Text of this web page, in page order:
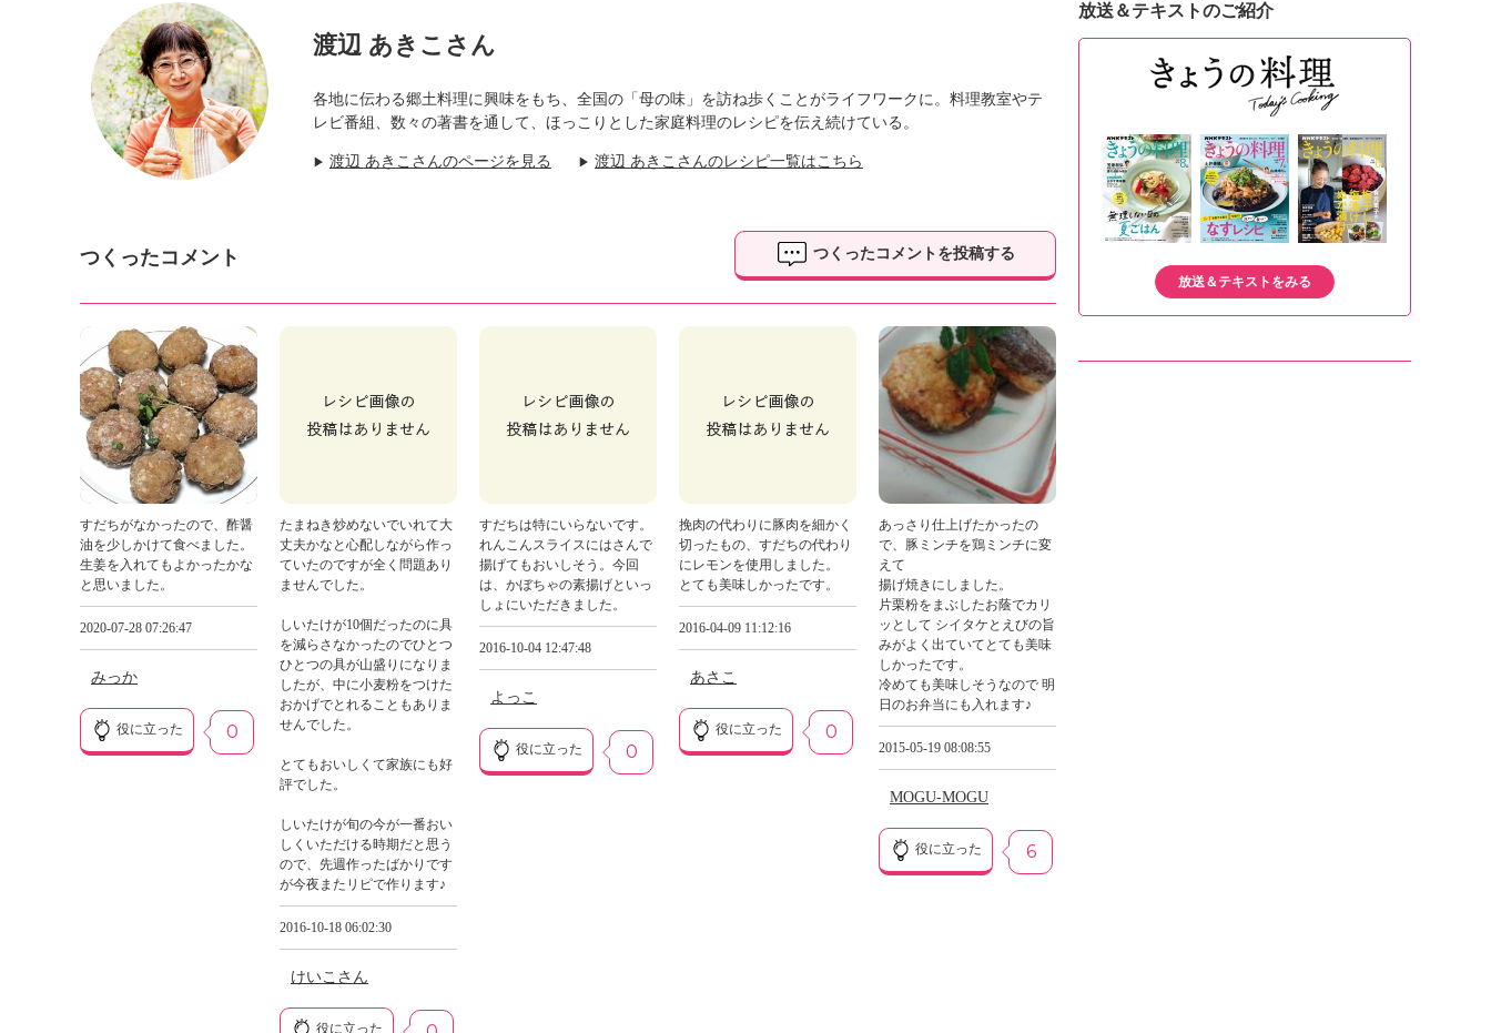
渡辺 あきこさん
各地に伝わる郷土料理に興味をもち、全国の「母の味」を訪ね歩くことがライフワークに。料理教室やテ
レビ番組、数々の著書を通して、ほっこりとした家庭料理のレシピを伝え続けている。
▶ 渡辺 あきこさんのページを見る ▶ 渡辺 あきこさんのレシピ一覧はこちら
つくったコメント つくったコメントを投稿する
すだちがなかったので、酢醤
油を少しかけて食べました。
生姜を入れてもよかったかな
と思いました。
2020-07-28 07:26:47
みっか
役に立った 0
たまねき炒めないでいれて大
丈夫かなと心配しながら作っ
ていたのですが全く問題あり
ませんでした。
しいたけが10個だったのに具
を減らさなかったのでひとつ
ひとつの具が山盛りになりま
したが、中に小麦粉をつけた
おかげでとれることもありま
せんでした。
とてもおいしくて家族にも好
評でした。
しいたけが旬の今が一番おい
しくいただける時期だと思う
ので、先週作ったばかりです
が今夜またリピで作ります♪
2016-10-18 06:02:30
けいこさん
役に立った
すだちは特にいらないです。
れんこんスライスにはさんで
揚げてもおいしそう。今回
は、かぼちゃの素揚げといっ
しょにいただきました。
2016-10-04 12:47:48
よっこ
役に立った 0
挽肉の代わりに豚肉を細かく
切ったもの、すだちの代わり
にレモンを使用しました。
とても美味しかったです。
2016-04-09 11:12:16
あさこ
役に立った 0
あっさり仕上げたかったの
で、豚ミンチを鶏ミンチに変
えて
揚げ焼きにしました。
片栗粉をまぶしたお蔭でカリ
ッとして シイタケとえびの旨
みがよく出ていてとても美味
しかったです。
冷めても美味しそうなので 明
日のお弁当にも入れます♪
2015-05-19 08:08:55
MOGU-MOGU
役に立った 6
放送＆テキストのご紹介
放送＆テキストをみる